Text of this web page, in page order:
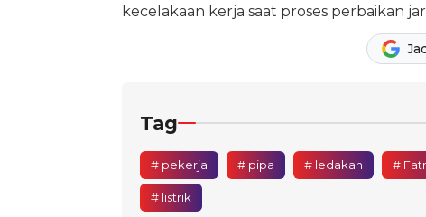
kecelakaan kerja saat proses perbaikan
Tag
# pekerja # pipa # ledakan #
# listrik